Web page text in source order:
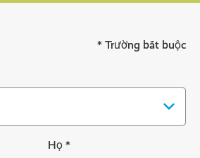
* Trường bắt buộc
Họ *